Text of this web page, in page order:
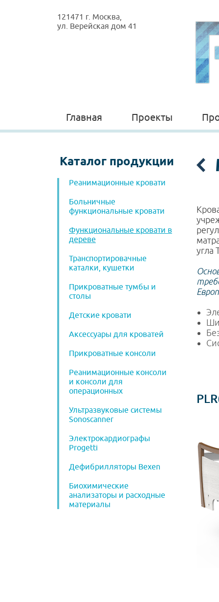
121471 г. Москва,
ул. Верейская дом 41
Главная Проекты
Каталог продукции
Реанимационные кровати
Больничные
функциональные кровати
Функциональные кровати в
дереве
Транспортировачные
каталки, кушетки
Прикроватные тумбы и
столы
Детские кровати
Аксессуары для кроватей
Прикроватные консоли
Реанимационные консоли
и консоли для
операционных
Ультразвуковые системы
Sonoscanner
Электрокардиографы
Progetti
Дефибрилляторы Bexen
Биохимические
анализаторы и расходные
материалы
угла